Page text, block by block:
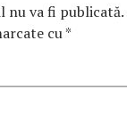
nu va fi publicată.
cu*